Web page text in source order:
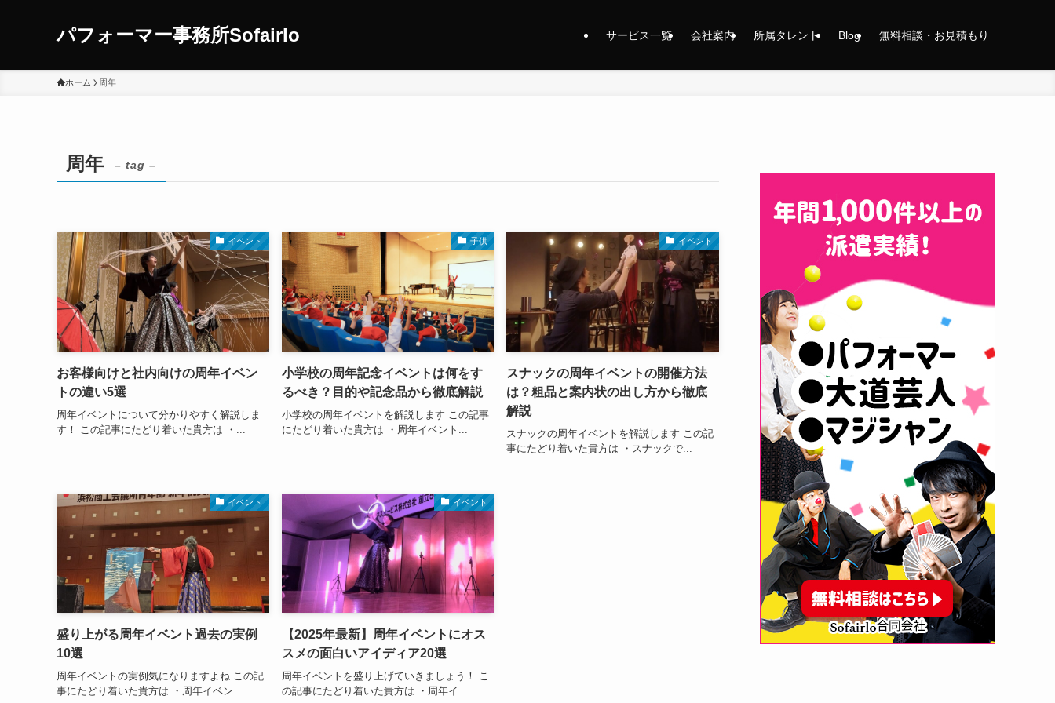
パフォーマー事務所Sofairlo サービス一覧 会社案内 所属タレント Blog 無料相談・お見積もり
ホーム 周年
周年 – tag –
イベント
お客様向けと社内向けの周年イベン
トの違い5選
周年イベントについて分かりやすく解説しま
す！ この記事にたどり着いた貴方は ・...
子供
小学校の周年記念イベントは何をす
るべき？目的や記念品から徹底解説
小学校の周年イベントを解説します この記事
にたどり着いた貴方は ・周年イベント...
イベント
スナックの周年イベントの開催方法
は？粗品と案内状の出し方から徹底
解説
スナックの周年イベントを解説します この記
事にたどり着いた貴方は ・スナックで...
イベント
盛り上がる周年イベント過去の実例
10選
周年イベントの実例気になりますよね この記
事にたどり着いた貴方は ・周年イベン...
イベント
【2025年最新】周年イベントにオス
スメの面白いアイディア20選
周年イベントを盛り上げていきましょう！ こ
の記事にたどり着いた貴方は ・周年イ...